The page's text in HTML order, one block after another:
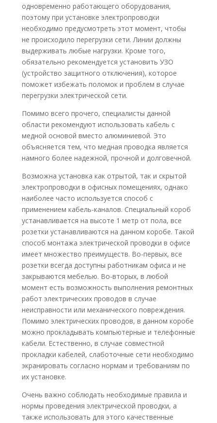
одновременно работающего оборудования,
поэтому при установке электропроводки
необходимо предусмотреть этот момент, чтобы
не происходило перегрузки сети. Линии должны
выдерживать любые нагрузки. Кроме того,
обязательно рекомендуется установить УЗО
(устройство защитного отключения), которое
поможет избежать поломок и проблем в случае
перегрузки электрической сети.
Помимо всего прочего, специалисты данной
области рекомендуют использовать кабель с
медной основой вместо алюминиевой. Это
объясняется тем, что медная проводка является
намного более надежной, прочной и долговечной.
Возможна установка как отрытой, так и скрытой
электропроводки в офисных помещениях, однако
наиболее часто используется способ с
применением кабель-каналов. Специальный короб
устанавливается на высоте 1 метр от пола, все
розетки устанавливаются на данном коробе. Такой
способ монтажа электрической проводки в офисе
имеет множество преимуществ. Во-первых, все
розетки всегда доступны работникам офиса и не
закрываются мебелью. Во-вторых, в любой
момент есть возможность выполнения ремонтных
работ электрических проводов в случае
неисправности или механического повреждения.
Помимо электрических проводов, в данном коробе
можно прокладывать компьютерные и телефонные
кабели. Естественно, в случае совместной
прокладки кабелей, слаботочные сети необходимо
экранировать согласно нормам и требованиям по
их установке.
Очень важно соблюдать необходимые правила и
нормы проведения электрической проводки, а
также использовать для этого качественные